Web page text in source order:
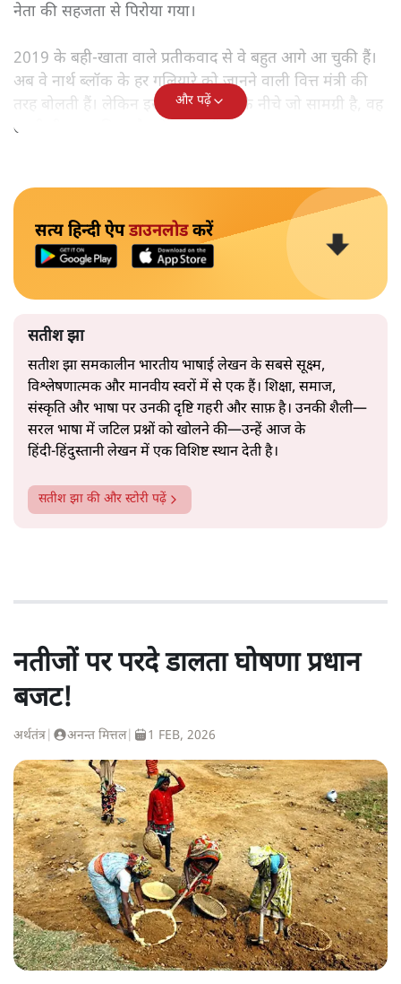
नेता की सहजता से पिरोया गया।
2019 के बही‑खाता वाले प्रतीकवाद से वे बहुत आगे आ चुकी हैं।
अब वे नार्थ ब्लॉक के हर गलियारे को जानने वाली वित्त मंत्री की
तरह बोलती हैं। लेकिन इस आत्मविश्वास के नीचे जो सामग्री है, वह
उतनी ही अनुमानित और दोहराव भरी।
और पढ़ें
सत्य हिन्दी ऐपडाउनलोडकरें
सतीश झा
सतीश झा समकालीन भारतीय भाषाई लेखन के सबसे सूक्ष्म,
विश्लेषणात्मक और मानवीय स्वरों में से एक हैं। शिक्षा, समाज,
संस्कृति और भाषा पर उनकी दृष्टि गहरी और साफ़ है। उनकी शैली—
सरल भाषा में जटिल प्रश्नों को खोलने की—उन्हें आज के
हिंदी‑हिंदुस्तानी लेखन में एक विशिष्ट स्थान देती है।
सतीश झा की और स्टोरी पढ़ें
नतीजों पर परदे डालता घोषणा प्रधान
बजट!
अर्थतंत्र अनन्त मित्तल| 1 FEB, 2026